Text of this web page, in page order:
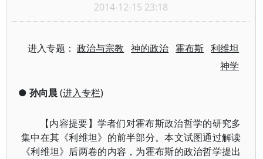
2014-12-15 23:18
进入专题：政治与宗教 神的政治 霍布斯 利维坦
神学
● 孙向晨(进入专栏)
【内容提要】学者们对霍布斯政治哲学的研究多
集中在其《利维坦》的前半部分。本文试图通过解读
《利维坦》后两卷的内容，为霍布斯的政治哲学提出